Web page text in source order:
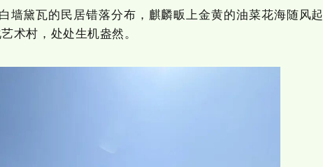
黛瓦的民居错落分布，麒麟畈上金黄的油菜花海随风起
术村，处处生机盎然。